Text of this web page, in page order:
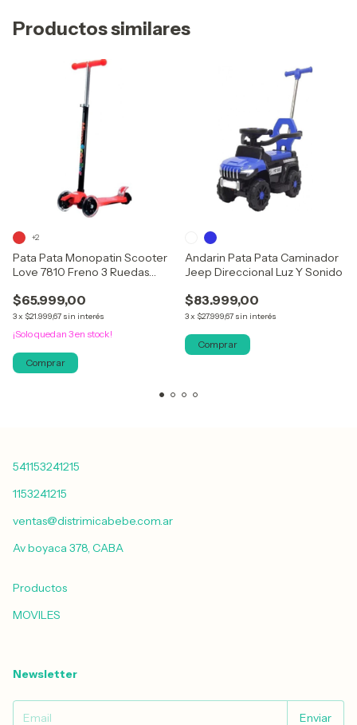
Productos similares
Pata Pata Monopatin Scooter
Love 7810 Freno 3 Ruedas
$65.999,00
3x $21.999,67 sin interés
¡Solo quedan 3en stock!
+2
Comprar
Andarin Pata Pata Caminador
Jeep Direccional Luz Y Sonido
$83.999,00
3x $27.999,67 sin interés
Comprar
541153241215
1153241215
ventas@distrimicabebe.com.ar
Av boyaca 378, CABA
Productos
MOVILES
Newsletter